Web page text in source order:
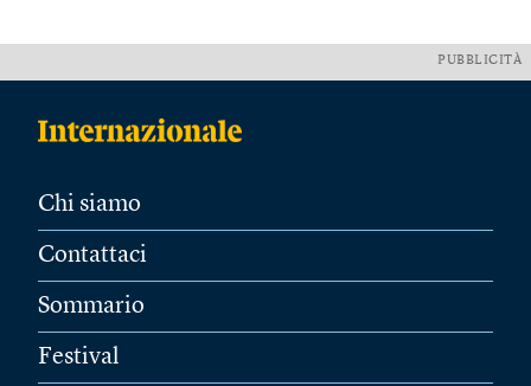
PUBBLICITÀ
Chi siamo
Contattaci
Sommario
Festival